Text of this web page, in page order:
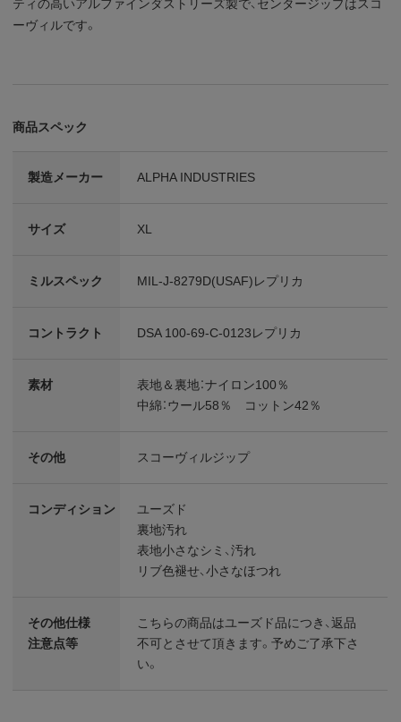
ティの高いアルファインダストリーズ製で、センタージップはスコ
ーヴィルです。
商品スペック
製造メーカー ALPHA INDUSTRIES
サイズ XL
ミルスペック MIL-J-8279D(USAF)レプリカ
コントラクト DSA 100-69-C-0123レプリカ
素材
表地＆裏地：ナイロン100％
中綿：ウール58％ コットン42％
その他 スコーヴィルジップ
コンディション
ユーズド
裏地汚れ
表地小さなシミ、汚れ
リブ色褪せ、小さなほつれ
その他仕様
注意点等
こちらの商品はユーズド品につき、返品
不可とさせて頂きます。予めご了承下さ
い。